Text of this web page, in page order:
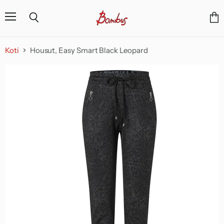
Koti Housut, Easy Smart Black Leopard